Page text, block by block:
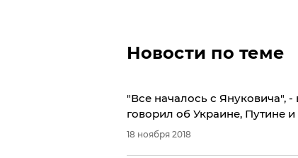
Новости по теме
"Все началось с Януковича",
говорил об Украине, Путине
18 ноября 2018